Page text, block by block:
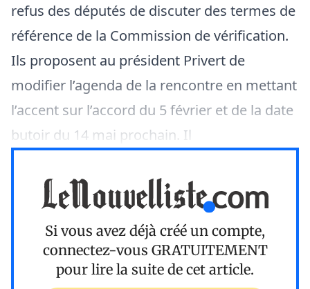
refus des députés de discuter des termes de
référence de la Commission de vérification.
Ils proposent au président Privert de
modifier l’agenda de la rencontre en mettant
l’accent sur l’accord du 5 février et de la date
butoir du 14 mai prochain. Il
Si vous avez déjà créé un compte,
connectez-vous GRATUITEMENT
pour lire la suite de cet article.